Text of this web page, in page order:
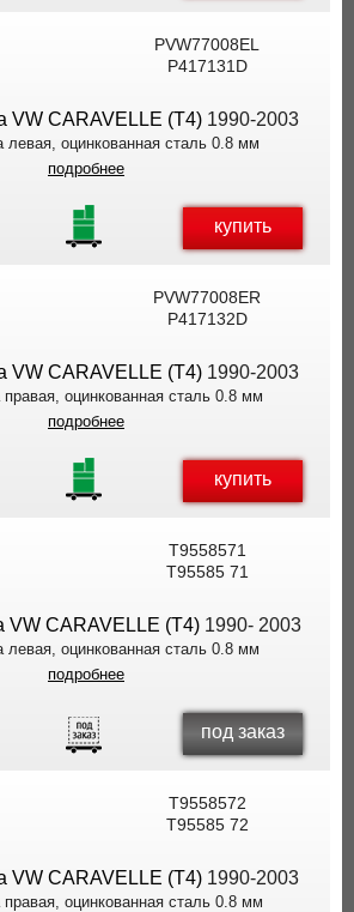
PVW77008EL
P417131D
VW CARAVELLE (T4) 1990-2003
левая, оцинкованная сталь 0.8 мм
подробнее
купить
PVW77008ER
P417132D
VW CARAVELLE (T4) 1990-2003
оцинкованная сталь 0.8 мм
подробнее
купить
T9558571
T95585 71
VW CARAVELLE (T4) 1990- 2003
левая, оцинкованная сталь 0.8 мм
подробнее
под заказ
T9558572
T95585 72
VW CARAVELLE (T4) 1990-2003
оцинкованная сталь 0.8 мм